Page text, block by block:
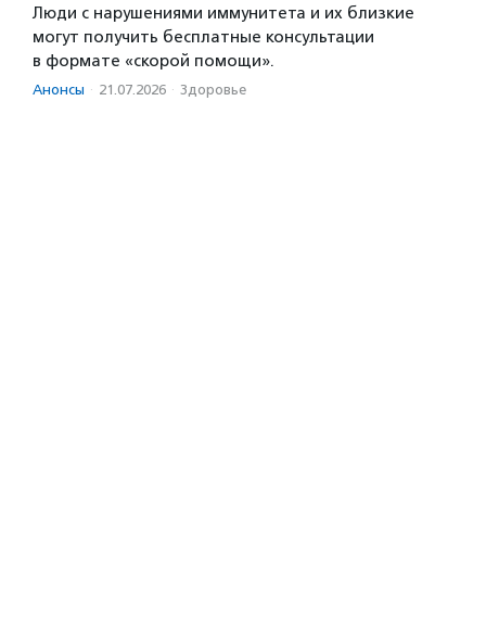
Люди с нарушениями иммунитета и их близкие
могут получить бесплатные консультации
в формате «скорой помощи».
Анонсы · 21.07.2026 · Здоровье